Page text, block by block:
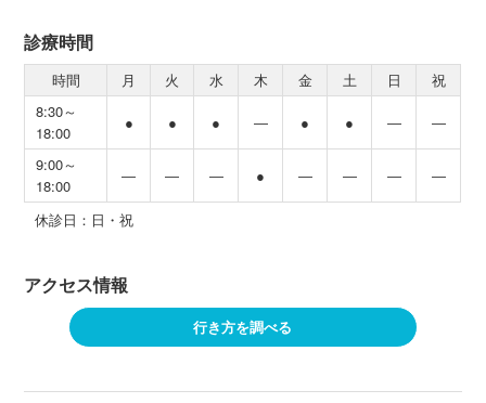
診療時間
時間 月 火 水 木 金 土 日
祝
8:30～
18:00
● ● ● ― ● ● ― ―
9:00～
18:00
― ― ― ● ― ― ― ―
休診日：日・祝
アクセス情報
行き方を調べる